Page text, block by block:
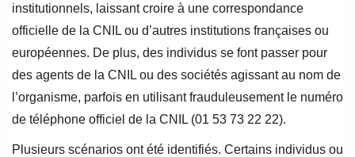
institutionnels, laissant croire à une correspondance
officielle de la CNIL ou d’autres institutions françaises ou
européennes. De plus, des individus se font passer pour
des agents de la CNIL ou des sociétés agissant au nom de
l’organisme, parfois en utilisant frauduleusement le numéro
de téléphone officiel de la CNIL (01 53 73 22 22).
Plusieurs scénarios ont été identifiés. Certains individus ou